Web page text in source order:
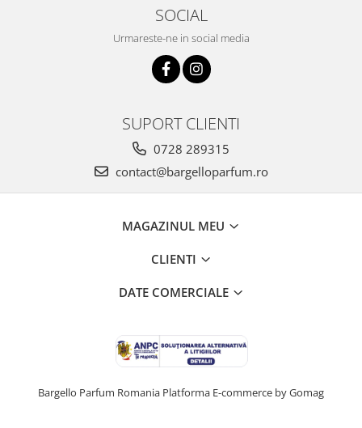
SOCIAL
Urmareste-ne in social media
SUPORT CLIENTI
0728 289315
contact@bargelloparfum.ro
MAGAZINUL MEU
CLIENTI
DATE COMERCIALE
Bargello Parfum Romania Platforma E-commerce by Gomag